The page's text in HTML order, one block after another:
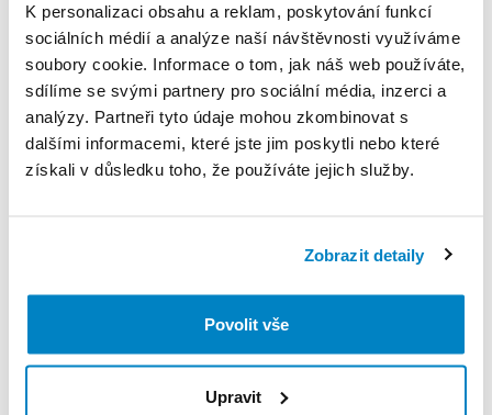
K personalizaci obsahu a reklam, poskytování funkcí
sociálních médií a analýze naší návštěvnosti využíváme
soubory cookie. Informace o tom, jak náš web používáte,
sdílíme se svými partnery pro sociální média, inzerci a
analýzy. Partneři tyto údaje mohou zkombinovat s
dalšími informacemi, které jste jim poskytli nebo které
získali v důsledku toho, že používáte jejich služby.
Zobrazit detaily
Povolit vše
Upravit
dobré spevnenie chodidla. Suchý zips umožňuje
dokonalé spevnenie píšťaly. Tepelne tvarovateľná
vnútorná topánka.
Produkt v obchodě